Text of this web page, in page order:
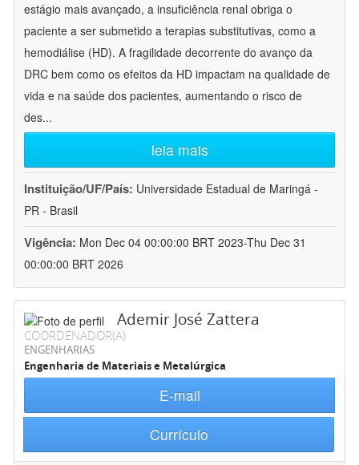
estágio mais avançado, a insuficiência renal obriga o
paciente a ser submetido a terapias substitutivas, como a
hemodiálise (HD). A fragilidade decorrente do avanço da
DRC bem como os efeitos da HD impactam na qualidade de
vida e na saúde dos pacientes, aumentando o risco de
des...
leia mais
Instituição/UF/País: Universidade Estadual de Maringá -
PR - Brasil
Vigência: Mon Dec 04 00:00:00 BRT 2023-Thu Dec 31
00:00:00 BRT 2026
Ademir José Zattera
COORDENADOR(A)
ENGENHARIAS
Engenharia de Materiais e Metalúrgica
E-mail
Currículo